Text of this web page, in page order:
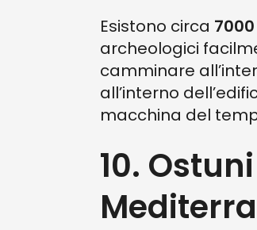
Esistono circa
archeologici
camminare
all’interno
macchina del
10.